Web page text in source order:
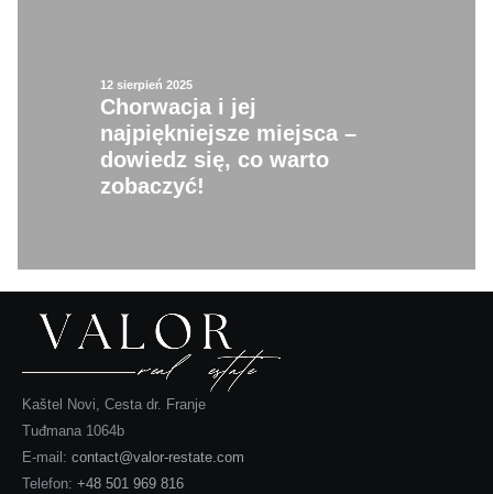
12 sierpień 2025
Chorwacja i jej
najpiękniejsze miejsca –
dowiedz się, co warto
zobaczyć!
Kaštel Novi, Cesta dr. Franje
Tuđmana 1064b
E-mail: contact@valor-restate.com
Telefon: +48 501 969 816